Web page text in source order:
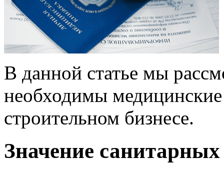
В данной статье мы
необходимы
строительном бизнесе.
Значение